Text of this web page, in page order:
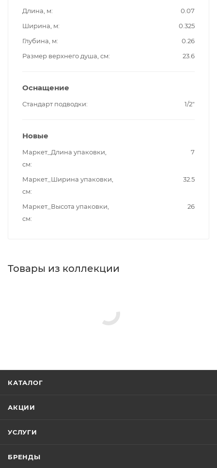
Длина, м
0.07
Ширина, м
0.325
Глубина, м
0.26
Размер верхнего душа, см
23.6
Оснащение
Стандарт подводки 1/2"
Новые
Маркет_Длина упаковки,
см
7
Маркет_Ширина упаковки,
см
32.5
Маркет_Высота упаковки,
см
26
Товары из коллекции
Душевые комплекты
Акриловые ванны
Душ, Товар, 00-00096860, 0.8
Oras
00-00096860
1847.80